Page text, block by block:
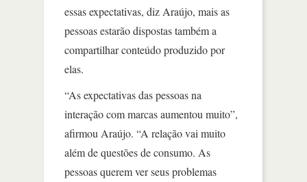
essas expectativas, diz Araújo, mais as
pessoas estarão dispostas também a
compartilhar conteúdo produzido por
elas.
“As expectativas das pessoas na
interação com marcas aumentou muito”,
afirmou Araújo. “A relação vai muito
além de questões de consumo. As
pessoas querem ver seus problemas